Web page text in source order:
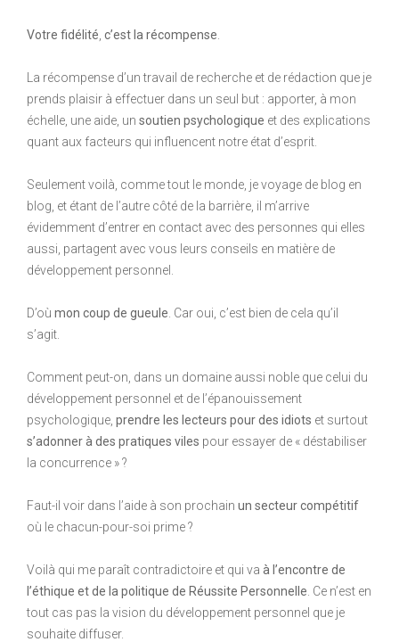
Votre fidélité c’est la récompense
La récompense d’un travail de recherche et de rédaction que je
prends plaisir à effectuer dans un seul but : apporter, à mon
échelle, une aide, un soutien psychologique et des explications
quant aux facteurs qui influencent notre état d’esprit.
Seulement voilà, comme tout le monde, je voyage de blog en
blog, et étant de l’autre côté de la barrière, il m’arrive
évidemment d’entrer en contact avec des personnes qui elles
aussi, partagent avec vous leurs conseils en matière de
développement personnel.
D’où mon coup de gueule . Car oui, c’est bien de cela qu’il
s’agit.
Comment peut-on, dans un domaine aussi noble que celui du
développement personnel et de l’épanouissement
psychologique, prendre les lecteurs pour des idiots et surtout
s’adonner à des pratiques viles pour essayer de « déstabiliser
la concurrence » ?
Faut-il voir dans l’aide à son prochain un secteur compétitif
où le chacun-pour-soi prime ?
Voilà qui me paraît contradictoire et qui va à l’encontre de
l’éthique et de la politique de Réussite Personnelle . Ce n’est en
tout cas pas la vision du développement personnel que je
souhaite diffuser.